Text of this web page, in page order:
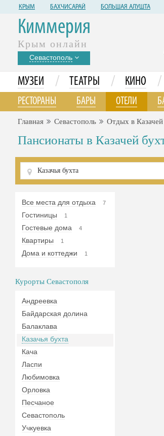
КРЫМ БАХЧИСАРАЙ БОЛЬШАЯ АЛУШТА
Киммерия
Крым онлайн
Севастополь
МУЗЕИ / ТЕАТРЫ / КИНО /
РЕСТОРАНЫ БАРЫ ОТЕЛИ
Главная Севастополь Отдых в Казачей
Пансионаты в Казачей
Все места для отдыха 7
Гостиницы 1
Гостевые дома 4
Квартиры 1
Дома и коттеджи 1
Курорты Севастополя
Андреевка
Байдарская долина
Балаклава
Казачья бухта
Кача
Ласпи
Любимовка
Орловка
Песчаное
Севастополь
Учкуевка